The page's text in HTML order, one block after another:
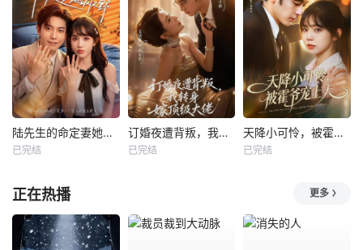
陆先生的命定妻她飒又野
已完结
订婚夜遭背叛，我转身嫁顶级大佬
已完结
天降小可怜，被霍爷宠上天
已完结
正在热播 更多